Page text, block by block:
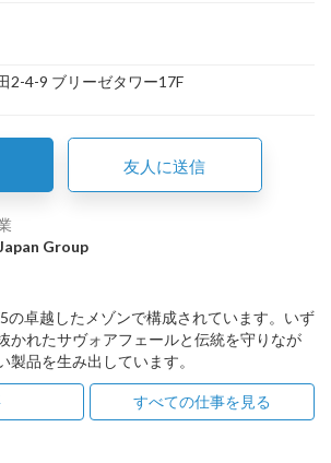
2-4-9 ブリーゼタワー17F
友人に送信
Group
の卓越したメゾンで構成されています。いず
かれたサヴォアフェールと伝統を守りなが
製品を生み出しています。
すべての仕事を見る